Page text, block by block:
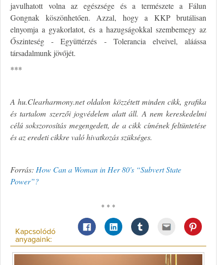
javulhatott volna az egészsége és a természete a Fálun
Gongnak köszönhetően. Azzal, hogy a KKP brutálisan
elnyomja a gyakorlatot, és a hazugságokkal szembemegy az
Őszinteség - Együttérzés - Tolerancia elveivel, aláássa
társadalmunk jövőjét.
***
A hu.Clearharmony.net oldalon közzétett minden cikk, grafika
és tartalom szerzői jogvédelem alatt áll. A nem kereskedelmi
célú sokszorosítás megengedett, de a cikk címének feltüntetése
és az eredeti cikkre való hivatkozás szükséges.
Forrás: How Can a Woman in Her 80's “Subvert State
Power”?
* * *
Kapcsolódó
anyagaink: